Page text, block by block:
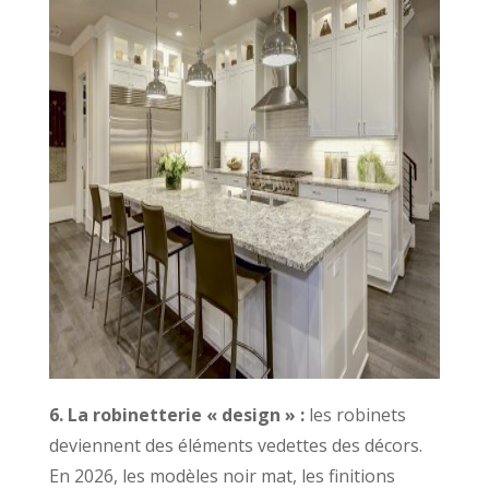
6. La robinetterie « design » :les robinets
deviennent des éléments vedettes des décors.
En 2026, les modèles noir mat, les finitions